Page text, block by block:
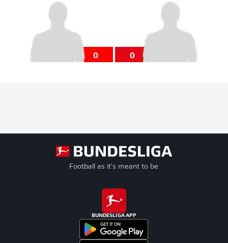
0 0
Football as it's meant to be
BUNDESLIGA APP